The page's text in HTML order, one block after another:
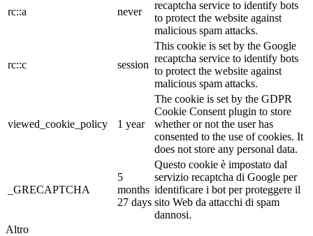
rc::a never
recaptcha service to identify bots
to protect the website against
malicious spam attacks.
rc::c session
This cookie is set by the Google
recaptcha service to identify bots
to protect the website against
malicious spam attacks.
viewed_cookie_policy 1 year
The cookie is set by the GDPR
Cookie Consent plugin to store
whether or not the user has
consented to the use of cookies. It
does not store any personal data.
_GRECAPTCHA
5
months
27 days
Questo cookie è impostato dal
servizio recaptcha di Google per
identificare i bot per proteggere il
sito Web da attacchi di spam
dannosi.
Altro